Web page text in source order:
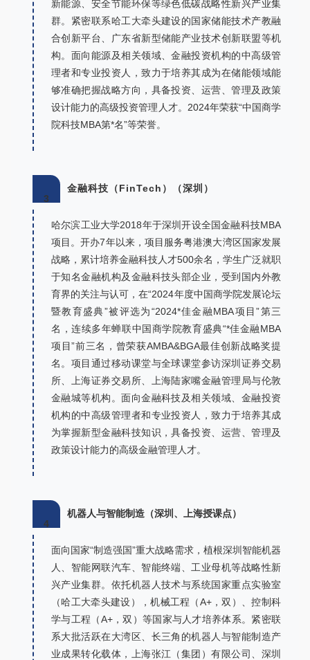
新能源、安全节能环保等绿色低碳战略性新兴产业集
群。紧密联系哈工大牵头建设的国家储能技术产教融
合创新平台、广东省新型储能产业技术创新联盟等机
构。面向能源及相关领域、金融投资机构的中高级管
理者和专业投资人，致力于培养其成为在储能领域能
够准确把握战略方向，具备投资、运营、管理及政策
设计能力的高级投资管理人才。2024年荣获“中国商学
院科技MBA第*名”等荣誉。
3
金融科技（FinTech）（深圳）
哈尔滨工业大学2018年于深圳开设全国金融科技MBA
项目。开办7年以来，项目服务粤港澳大湾区国家发展
战略，累计培养金融科技人才500余名，学生广泛就职
于知名金融机构及金融科技头部企业，受到国内外教
育界的关注与认可，在“2024年度中国商学院发展论坛
暨教育盛典”被评选为“2024*佳金融MBA项目”第三
名，连续多年蝉联中国商学院教育盛典“*佳金融MBA
项目”前三名，曾荣获AMBA&BGA最佳创新战略奖提
名。项目通过移动课堂与全球课堂参访深圳证券交易
所、上海证券交易所、上海陆家嘴金融管理局与伦敦
金融城等机构。面向金融科技及相关领域、金融投资
机构的中高级管理者和专业投资人，致力于培养其成
为掌握新型金融科技知识，具备投资、运营、管理及
政策设计能力的高级金融管理人才。
4
机器人与智能制造（深圳、上海授课点）
面向国家“制造强国”重大战略需求，植根深圳智能机器
人、智能网联汽车、智能终端、工业母机等战略性新
兴产业集群。依托机器人技术与系统国家重点实验室
（哈工大牵头建设），机械工程（A+，双）、控制科
学与工程（A+，双）等国家与人才培养体系。紧密联
系大批活跃在大湾区、长三角的机器人与智能制造产
业成果转化载体，上海张江（集团）有限公司、深圳